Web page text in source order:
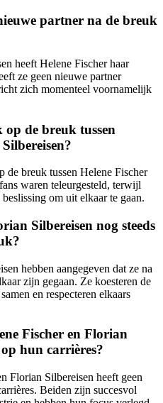
partner na de breuk
heeft Helene Fischer haar
ze geen nieuwe partner
zich momenteel voornamelijk
op de breuk tussen
de breuk tussen Helene Fischer
waren teleurgesteld, terwijl
om uit elkaar te gaan.
Silbereisen nog steeds
hebben aangegeven dat ze na
zijn gegaan. Ze koesteren de
en respecteren elkaars
Fischer en Florian
hun carrières?
Florian Silbereisen heeft geen
Beiden zijn succesvol